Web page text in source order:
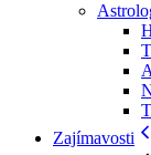
Zajímavosti